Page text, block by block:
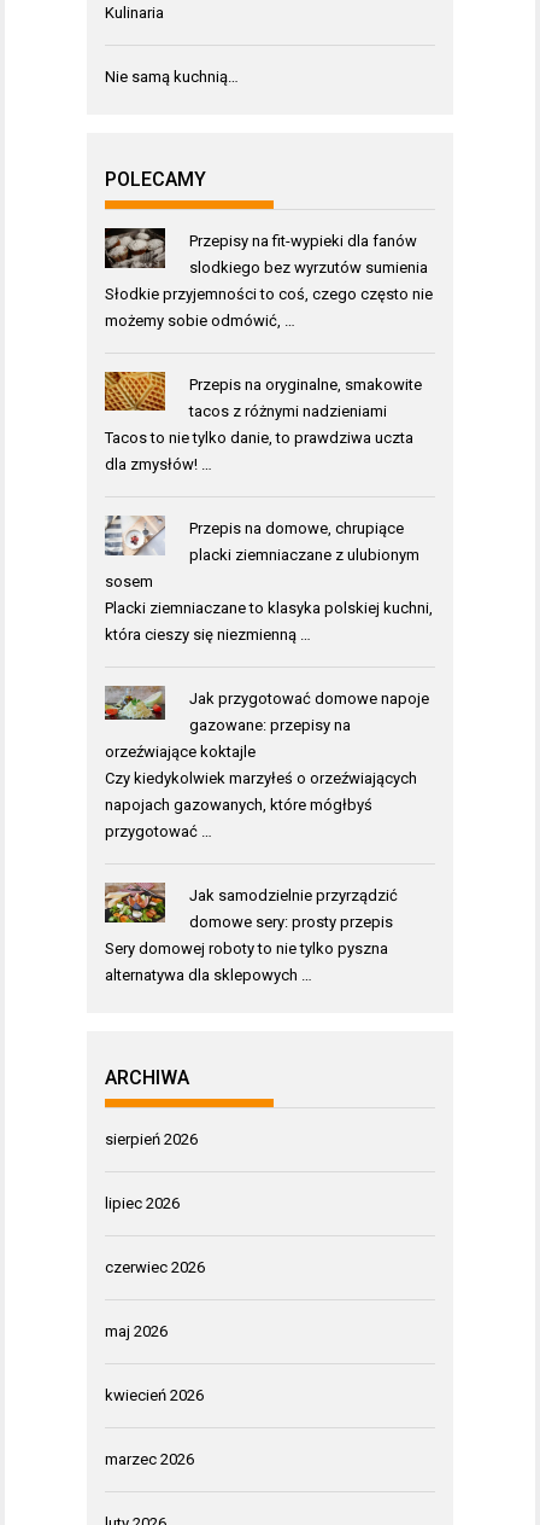
Kulinaria
Nie samą kuchnią…
POLECAMY
Przepisy na fit-wypieki dla fanów
slodkiego bez wyrzutów sumienia
Słodkie przyjemności to coś, czego często nie
możemy sobie odmówić, …
Przepis na oryginalne, smakowite
tacos z różnymi nadzieniami
Tacos to nie tylko danie, to prawdziwa uczta
dla zmysłów! …
Przepis na domowe, chrupiące
placki ziemniaczane z ulubionym
sosem
Placki ziemniaczane to klasyka polskiej kuchni,
która cieszy się niezmienną …
Jak przygotować domowe napoje
gazowane: przepisy na
orzeźwiające koktajle
Czy kiedykolwiek marzyłeś o orzeźwiających
napojach gazowanych, które mógłbyś
przygotować …
Jak samodzielnie przyrządzić
domowe sery: prosty przepis
Sery domowej roboty to nie tylko pyszna
alternatywa dla sklepowych …
ARCHIWA
sierpień 2026
lipiec 2026
czerwiec 2026
maj 2026
kwiecień 2026
marzec 2026